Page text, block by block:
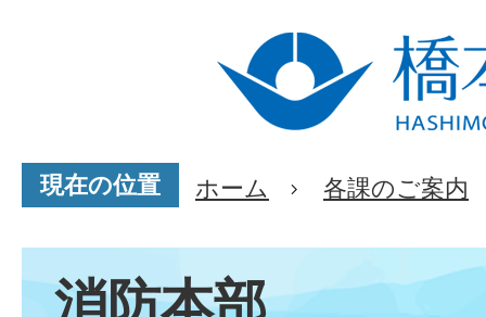
現在の位置 ホーム 各課のご案内
消防本部